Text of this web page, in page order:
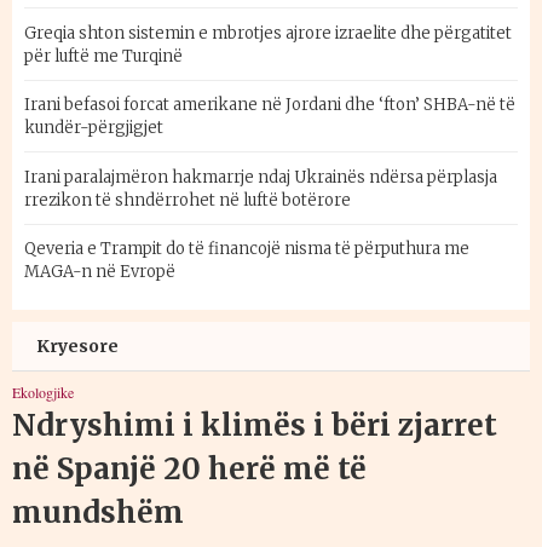
Greqia shton sistemin e mbrotjes ajrore izraelite dhe përgatitet
për luftë me Turqinë
Irani befasoi forcat amerikane në Jordani dhe ‘fton’ SHBA-në të
kundër-përgjigjet
Irani paralajmëron hakmarrje ndaj Ukrainës ndërsa përplasja
rrezikon të shndërrohet në luftë botërore
Qeveria e Trampit do të financojë nisma të përputhura me
MAGA-n në Evropë
Kryesore
Ekologjike
Ndryshimi i klimës i bëri zjarret
në Spanjë 20 herë më të
mundshëm